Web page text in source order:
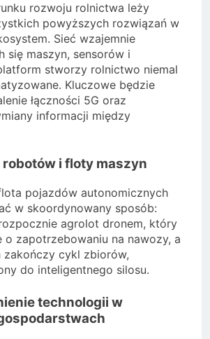
rozwoju rolnictwa leży
powyższych rozwiązań w
Sieć wzajemnie
się maszyn, sensorów i
stworzy rolnictwo niemal
Kluczowe będzie
łączności 5G oraz
informacji między
i floty maszyn
pojazdów autonomicznych
w skoordynowany sposób:
agrolot dronem, który
o zapotrzebowaniu na nawozy, a
zakończy cykl zbiorów,
do inteligentnego silosu.
technologii w